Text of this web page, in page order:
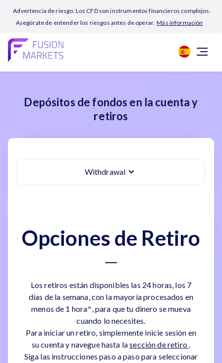
Advertencia de riesgo. Los CFD son instrumentos financieros complejos.
Asegúrate de entender los riesgos antes de operar. Más información
Depósitos de fondos en la cuenta y
retiros
Withdrawal
Opciones de Retiro
Los retiros están disponibles las 24 horas, los 7
días de la semana, con la mayoría procesados en
menos de 1 hora^, para que tu dinero se mueva
cuando lo necesites.
Para iniciar un retiro, simplemente inicie sesión en
su cuenta y navegue hasta lasección de retiro.
Siga las instrucciones paso a paso para seleccionar